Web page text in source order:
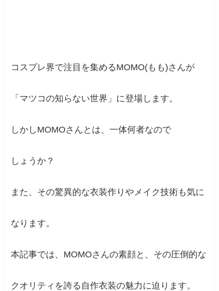
コスプレ界で注目を集めるMOMO(もも)さんが
「マツコの知らない世界」に登場します。
しかしMOMOさんとは、一体何者なので
しょうか？
また、その驚異的な衣装作りやメイク技術も気に
なります。
本記事では、MOMOさんの素顔と、その圧倒的な
クオリティを誇る自作衣装の魅力に迫ります。